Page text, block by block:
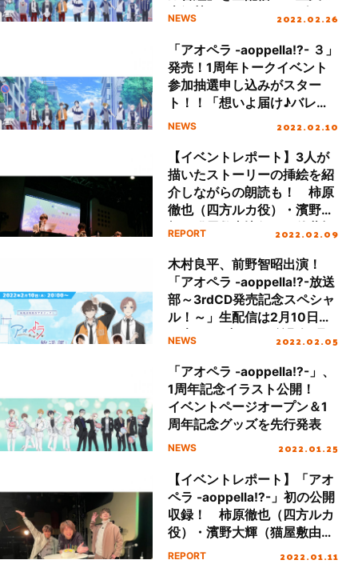
表解禁までのカウントダウン
NEWS 2022.02.26
「アオペラ -aoppella!?- ３」
発売！1周年トークイベント
参加抽選申し込みがスター
ト！！「想いよ届け♪バレン
タインキャンペーン」2月14
NEWS 2022.02.10
【イベントレポート】3人が
描いたストーリーの挿絵を紹
介しながらの朗読も！ 柿原
徹也（四方ルカ役）・濱野大
輝（猫屋敷由比役）・佐藤拓
げた笑いの絶えない「アオペ
ラジオ 公開収録」レポート
REPORT 2022.02.09
木村良平、前野智昭出演！
「アオペラ -aoppella!?-放送
部～3rdCD発売記念スペシャ
ル！～」生配信は2月10日
（木）20時～！！前野智昭、
加出演決定！
NEWS 2022.02.05
「アオペラ -aoppella!?-」、
1周年記念イラスト公開！
イベントページオープン＆1
周年記念グッズを先行発表
NEWS 2022.01.25
【イベントレポート】「アオ
ペラ -aoppella!?-」初の公開
収録！ 柿原徹也（四方ルカ
役）・濱野大輝（猫屋敷由比
役）をナビゲーターに、ゲス
REPORT 2022.01.11